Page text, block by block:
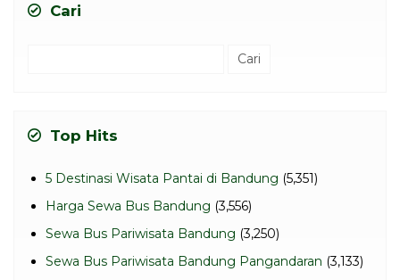
Cari
Top Hits
5 Destinasi Wisata Pantai di Bandung (5,351)
Harga Sewa Bus Bandung (3,556)
Sewa Bus Pariwisata Bandung (3,250)
Sewa Bus Pariwisata Bandung Pangandaran (3,133)